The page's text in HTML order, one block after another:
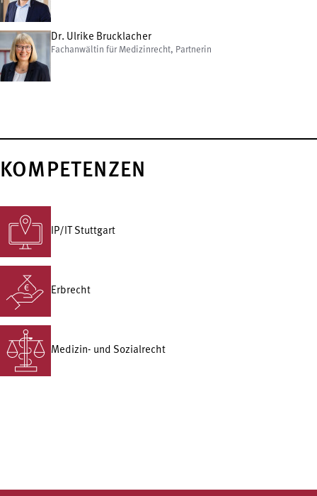
Dr. Ulrike Brucklacher
Fachanwältin für Medizinrecht, Partnerin
KOMPETENZEN
IP/IT Stuttgart
Erbrecht
Medizin- und Sozialrecht